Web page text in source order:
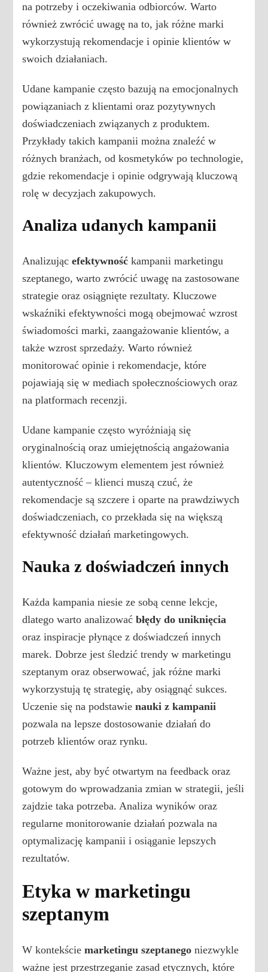
na potrzeby i oczekiwania odbiorców. Warto
również zwrócić uwagę na to, jak różne marki
wykorzystują rekomendacje i opinie klientów w
swoich działaniach.
Udane kampanie często bazują na emocjonalnych
powiązaniach z klientami oraz pozytywnych
doświadczeniach związanych z produktem.
Przykłady takich kampanii można znaleźć w
różnych branżach, od kosmetyków po technologie,
gdzie rekomendacje i opinie odgrywają kluczową
rolę w decyzjach zakupowych.
Analiza udanych kampanii
Analizującefektywność kampanii marketingu
szeptanego, warto zwrócić uwagę na zastosowane
strategie oraz osiągnięte rezultaty. Kluczowe
wskaźniki efektywności mogą obejmować wzrost
świadomości marki, zaangażowanie klientów, a
także wzrost sprzedaży. Warto również
monitorować opinie i rekomendacje, które
pojawiają się w mediach społecznościowych oraz
na platformach recenzji.
Udane kampanie często wyróżniają się
oryginalnością oraz umiejętnością angażowania
klientów. Kluczowym elementem jest również
autentyczność – klienci muszą czuć, że
rekomendacje są szczere i oparte na prawdziwych
doświadczeniach, co przekłada się na większą
efektywność działań marketingowych.
Nauka z doświadczeń innych
Każda kampania niesie ze sobą cenne lekcje,
dlatego warto analizowaćbłędy do uniknięcia
oraz inspiracje płynące z doświadczeń innych
marek. Dobrze jest śledzić trendy w marketingu
szeptanym oraz obserwować, jak różne marki
wykorzystują tę strategię, aby osiągnąć sukces.
Uczenie się na podstawienauki z kampanii
pozwala na lepsze dostosowanie działań do
potrzeb klientów oraz rynku.
Ważne jest, aby być otwartym na feedback oraz
gotowym do wprowadzania zmian w strategii, jeśli
zajdzie taka potrzeba. Analiza wyników oraz
regularne monitorowanie działań pozwala na
optymalizację kampanii i osiąganie lepszych
rezultatów.
Etyka w marketingu
szeptanym
W kontekściemarketingu szeptanego niezwykle
ważne jest przestrzeganie zasad etycznych, które